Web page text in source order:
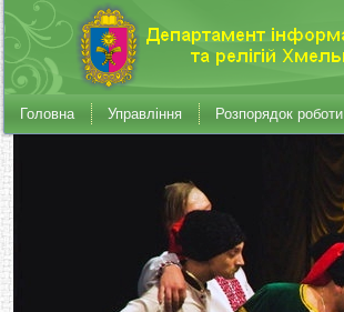
Головна Управління Розпорядок роботи